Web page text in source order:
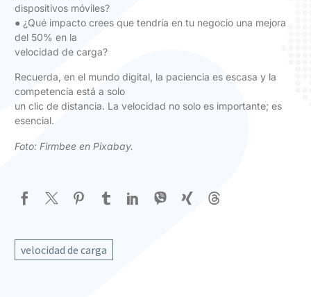
dispositivos móviles?
● ¿Qué impacto crees que tendría en tu negocio una mejora
del 50% en la
velocidad de carga?
Recuerda, en el mundo digital, la paciencia es escasa y la
competencia está a solo
un clic de distancia. La velocidad no solo es importante; es
esencial.
Foto: Firmbee en Pixabay.
velocidad de carga